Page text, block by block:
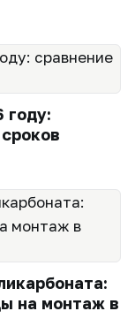
году:
на монтаж в